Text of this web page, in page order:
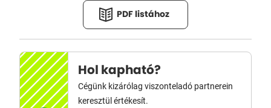
PDF listához
Hol kapható?
Cégünk kizárólag viszonteladó partnerein
keresztül értékesít.